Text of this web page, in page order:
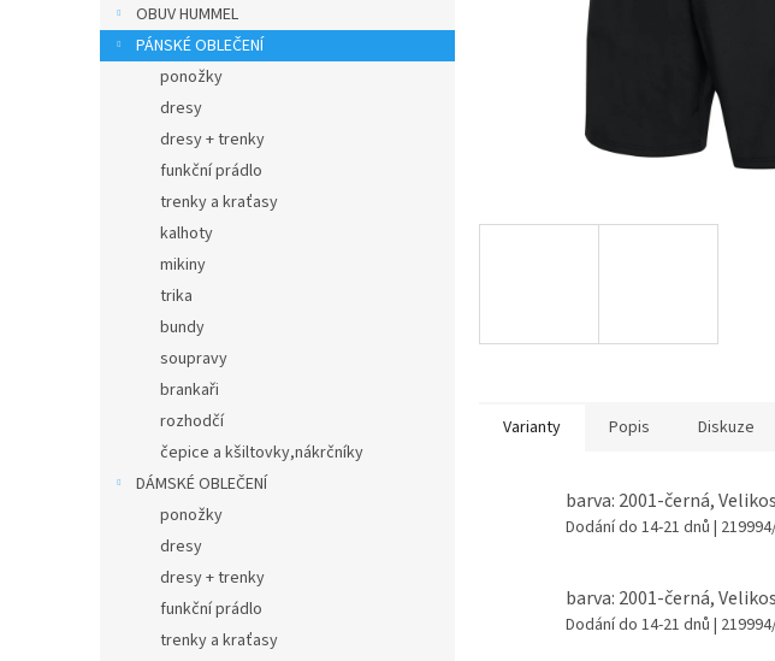
e
l
OBUV HUMMEL
PÁNSKÉ OBLEČENÍ
ponožky
dresy
dresy + trenky
funkční prádlo
trenky a kraťasy
kalhoty
mikiny
trika
bundy
soupravy
brankaři
rozhodčí
čepice a kšiltovky,nákrčníky
DÁMSKÉ OBLEČENÍ
ponožky
dresy
dresy + trenky
funkční prádlo
trenky a kraťasy
Varianty Popis Diskuze
barva: 2001-černá,
Dodání do 14-21 dnů |
barva: 2001-černá,
Dodání do 14-21 dnů |